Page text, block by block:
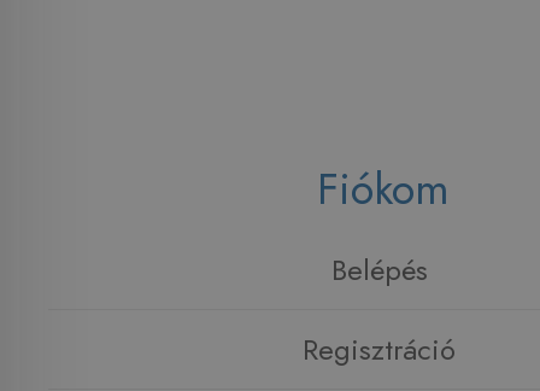
Fiókom
Belépés
Regisztráció